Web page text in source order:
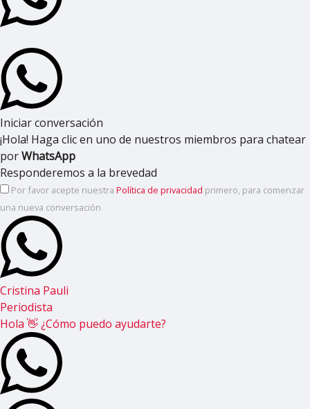
Iniciar conversación
¡Hola! Haga clic en uno de nuestros miembros para chatear
porWhatsApp
Responderemos a la brevedad
Por favor acepte nuestra Política de privacidad primero, para comenzar
una nueva conversación
Cristina Pauli
Periodista
Hola 👋 ¿Cómo puedo ayudarte?